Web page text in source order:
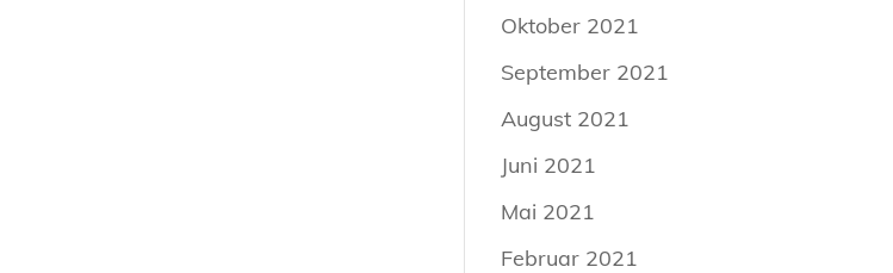
Oktober 2021
September 2021
August 2021
Juni 2021
Mai 2021
Februar 2021